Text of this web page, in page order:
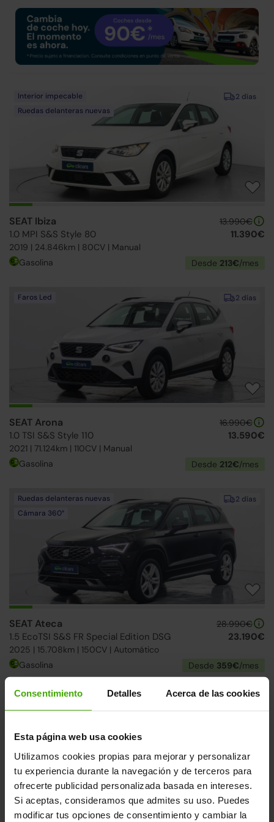
Consentimiento Detalles Acerca de las cookies
Esta página web usa cookies
Utilizamos cookies propias para mejorar y personalizar
tu experiencia durante la navegación y de terceros para
ofrecerte publicidad personalizada basada en intereses.
Si aceptas, consideramos que admites su uso. Puedes
modificar tus opciones de consentimiento y cambiar la
2 días
Interior impecable
Ruedas delanteras nuevas
SEAT Ibiza
1.0 MPI S&S Style 80
2019 | 24.846km | 80CV | Manual
13.990€
11.390€
Gasolina Desde 213€/mes
2 días
Faros Led
SEAT Arona
1.0 TSI S&S Style 110
2021 | 71.124km | 110CV | Manual
16.990€
13.590€
Gasolina Desde 212€/mes
2 días
Ruedas delanteras nuevas
Cámara 360°
SEAT Ateca
1.5 EcoTSI S&S FR Special Edition DSG
2025 | 15.708km | 150CV | Automático
28.990€
23.190€
Gasolina Desde 359€/mes